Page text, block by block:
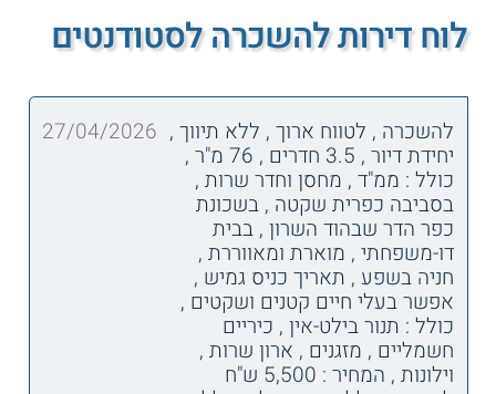
לוח דירות להשכרה לסטודנטים
להשכרה , לטווח ארוך , ללא תיווך ,
יחידת דיור , 3.5 חדרים , 76 מ"ר ,
כולל : ממ"ד , מחסן וחדר שרות ,
בסביבה כפרית שקטה , בשכונת
כפר הדר שבהוד השרון , בבית
דו-משפחתי , מוארת ומאווררת ,
חניה בשפע , תאריך כניס גמיש ,
אפשר בעלי חיים קטנים ושקטים ,
כולל : תנור בילט-אין , כיריים
חשמליים , מזגנים , ארון שרות ,
וילונות , המחיר : 5,500 ש"ח
27/04/2026